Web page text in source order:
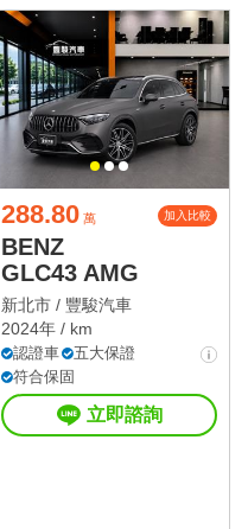
288.80 萬 加入比較
BENZ
GLC43 AMG
新北市 / 豐駿汽車
2024年 / km
認證車
五大保證
符合保固
立即諮詢